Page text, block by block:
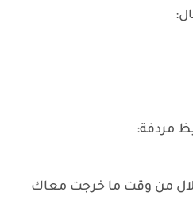
مردفة:
من وقت ما خرجت معاك